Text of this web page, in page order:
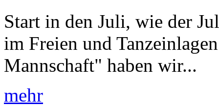
Start in den Juli, wie der
im Freien und
Mannschaft" haben wir...
mehr